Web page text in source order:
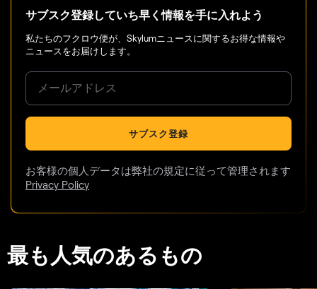
サブスク登録していち早く情報を手に入れよう
私たちのフクロウ便が、Skylumニュースに関するお得な情報や
ニュースをお届けします。
サブスク登録
お客様の個人データは弊社の規定に従って管理されます
Privacy Policy
最も人気のあるもの